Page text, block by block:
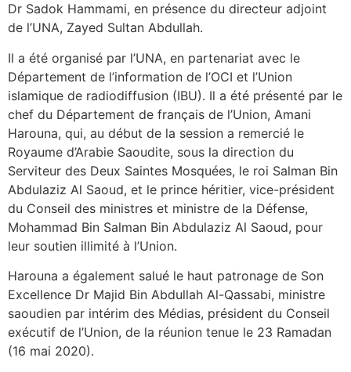
Dr Sadok Hammami, en présence du directeur adjoint
de l’UNA, Zayed Sultan Abdullah.
Il a été organisé par l’UNA, en partenariat avec le
Département de l’information de l’OCI et l’Union
islamique de radiodiffusion (IBU). Il a été présenté par le
chef du Département de français de l’Union, Amani
Harouna, qui, au début de la session a remercié le
Royaume d’Arabie Saoudite, sous la direction du
Serviteur des Deux Saintes Mosquées, le roi Salman Bin
Abdulaziz Al Saoud, et le prince héritier, vice-président
du Conseil des ministres et ministre de la Défense,
Mohammad Bin Salman Bin Abdulaziz Al Saoud, pour
leur soutien illimité à l’Union.
Harouna a également salué le haut patronage de Son
Excellence Dr Majid Bin Abdullah Al-Qassabi, ministre
saoudien par intérim des Médias, président du Conseil
exécutif de l’Union, de la réunion tenue le 23 Ramadan
(16 mai 2020).